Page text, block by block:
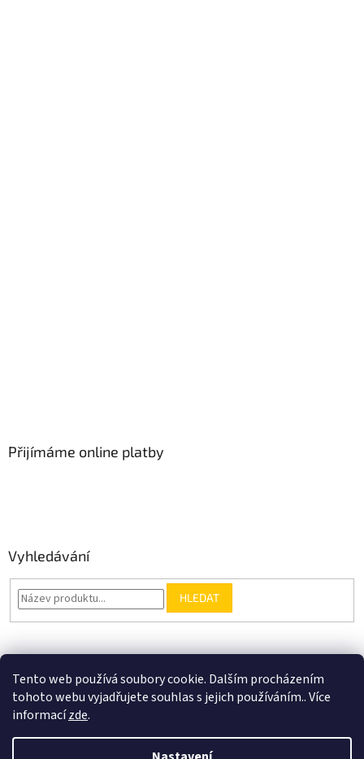
Tento web používá soubory cookie. Dalším procházením
tohoto webu vyjadřujete souhlas s jejich používáním.. Více
informacízde.
Přijímáme online platby
Vyhledávání
HLEDAT
0KS /0 KČ